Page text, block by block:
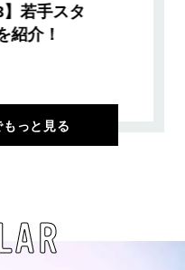
若手スタ
紹介！
っと見る